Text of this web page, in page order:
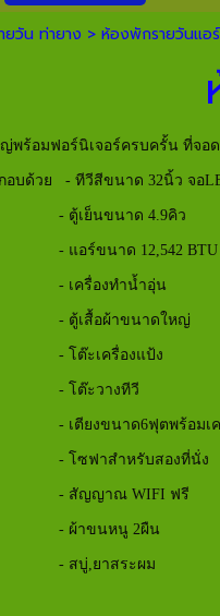
วัน ท่ายาง > ห้องพักรายวันแอ
พร้อมฟอร์นิเจอร์ครบครั้น ที่จอ
อบด้วย - ทีวีสีขนาด 32นิ้ว จอ
นาด 4.9คิว
ด 12,542 BTU
ทำน้ำอุ่น
าขนาดใหญ่
รื่องแป้ง
างทีวี
6ฟุตพร้อมเครื่องน
หรับสองที่นั่ง
WIFI ฟรี
หนู 2ผืน
สระผม